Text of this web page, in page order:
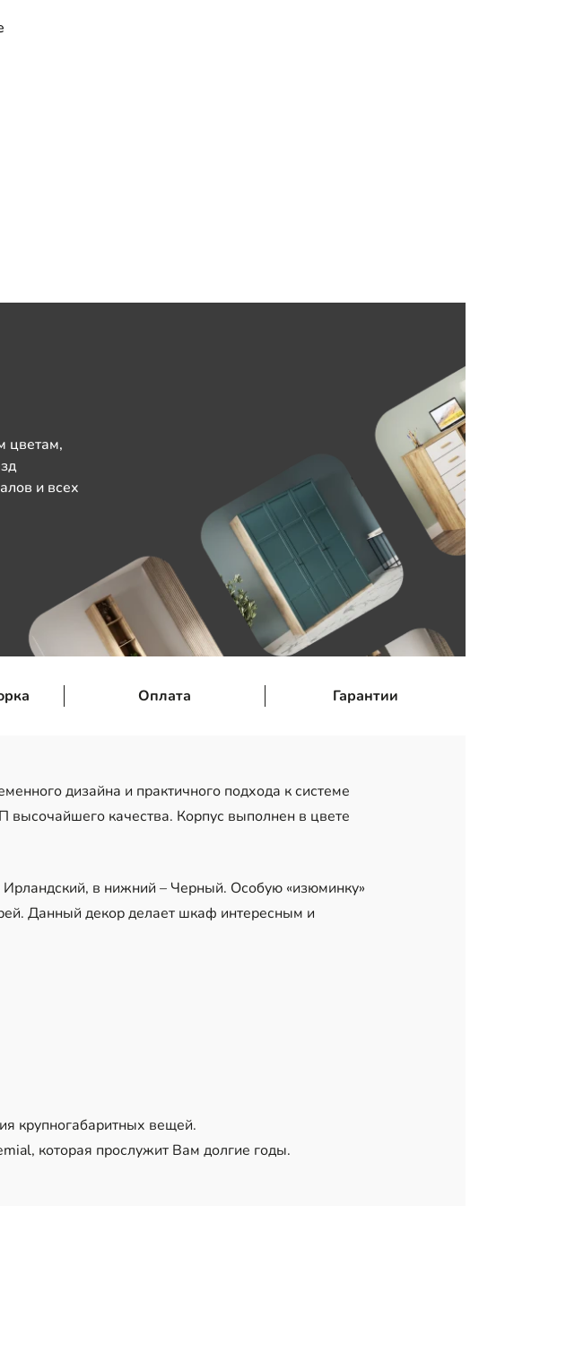
цветам,
и всех
Оплата Гарантии
дизайна и практичного подхода к системе
качества. Корпус выполнен в цвете
в нижний – Черный. Особую «изюминку»
Данный декор делает шкаф интересным и
крупногабаритных вещей.
которая прослужит Вам долгие годы.